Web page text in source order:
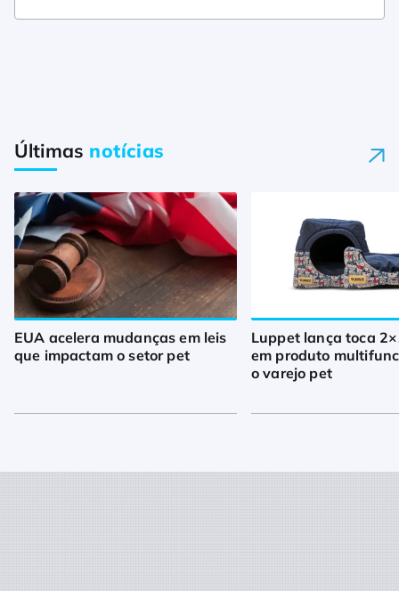
Últimas notícias
EUA acelera mudanças em leis
que impactam o setor pet
Luppet lança toca
em produto
o varejo pet